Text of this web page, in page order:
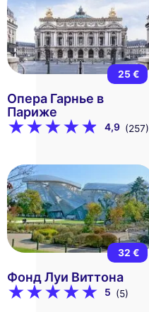
25 €
Опера Гарнье в
Париже
4,9 (257)
32 €
Фонд Луи Виттона
5 (5)